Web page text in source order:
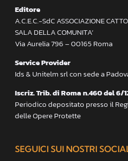
Editore
A.C.E.C.-SdC ASSOCIAZIONE
SALA DELLA COMUNITA’
Via Aurelia 796 – 00165 Roma
Service Provider
Ids & Unitelm srl con sede a
Iscriz. Trib. di Roma n.460 del 6/
Periodico depositato presso il
delle Opere Protette
SEGUICI SUI NOSTRI